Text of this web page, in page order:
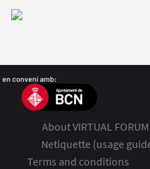
About VIRTUAL FORUM
Netiquette (usage
Terms and conditions